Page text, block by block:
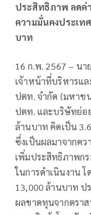
ประสิทธิภาพ ลดค่
ความมั่นคงประเท
บาท
16 ก.พ. 2567 – น
เจ้าหน้าที่บริหารแ
ปตท. จำกัด (มหาช
ปตท. และบริษัทย่อ
ล้านบาท คิดเป็น
ซึ่งเป็นผลมาจากค
เพิ่มประสิทธิภาพก
ในการดำเนินงาน
13,000 ล้านบาท ป
ผลขาดทุนจากตรา